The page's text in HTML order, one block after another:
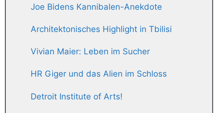
Joe Bidens Kannibalen-Anekdote
Architektonisches Highlight in Tbilisi
Vivian Maier: Leben im Sucher
HR Giger und das Alien im Schloss
Detroit Institute of Arts!